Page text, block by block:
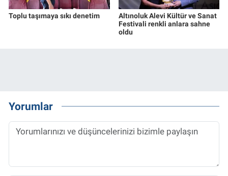
Toplu taşımaya sıkı denetim
Altınoluk Alevi Kültür ve Sanat
Festivali renkli anlara sahne
oldu
Yorumlar